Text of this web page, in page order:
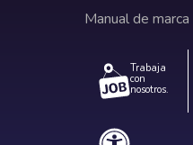
Manual de marca
Trabaja
con
nosotros.